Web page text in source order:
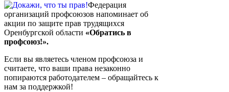
Федерация
организаций профсоюзов напоминает об
акции по защите прав трудящихся
Оренбургской области «Обратись в
профсоюз!».
Если вы являетесь членом профсоюза и
считаете, что ваши права незаконно
попираются работодателем – обращайтесь к
нам за поддержкой!